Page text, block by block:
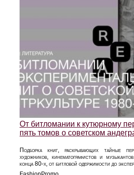
От битломании к кутюрному
пять томов о советском
Подборка книг, раскрывающих тайные
художников, кинематографистов и
конца 80‑х, от битловой одержимости до